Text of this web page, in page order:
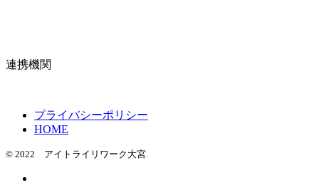
連携機関
プライバシーポリシー
HOME
© 2022 アイトライリワーク大宮.